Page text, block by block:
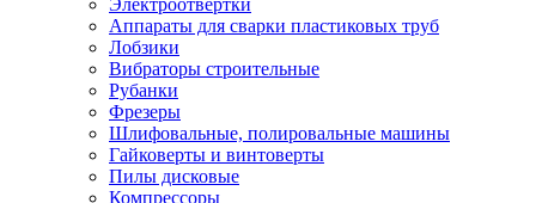
Электроотвертки
Аппараты для сварки пластиковых труб
Лобзики
Вибраторы строительные
Рубанки
Фрезеры
Шлифовальные, полировальные машины
Гайковерты и винтоверты
Пилы дисковые
Компрессоры